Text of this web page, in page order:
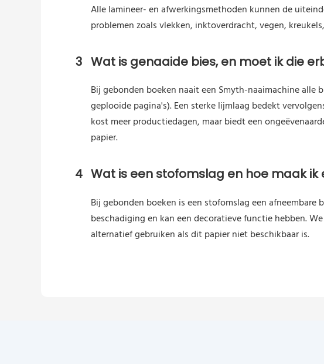
Alle lamineer- en afwerkingsmethoden kunnen de
problemen zoals vlekken, inktoverdracht, vegen,
3 Wat is genaaide bies, en moet ik die
Bij gebonden boeken naait een Smyth-naaimachine alle
geplooide pagina's). Een sterke lijmlaag bedekt
kost meer productiedagen, maar biedt een
papier.
4 Wat is een stofomslag en hoe maak ik
Bij gebonden boeken is een stofomslag een
beschadiging en kan een decoratieve functie hebben.
alternatief gebruiken als dit papier niet beschikbaar is.